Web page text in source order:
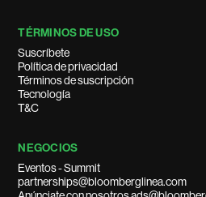
TÉRMINOS DE USO
Suscríbete
Política de privacidad
Términos de suscripción
Tecnología
T&C
NEGOCIOS
Eventos - Summit
partnerships@bloomberglinea.com